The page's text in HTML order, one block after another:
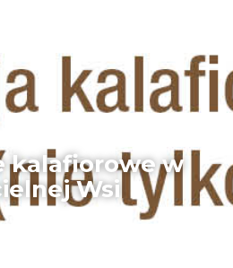
kalafiorowe w
Wsi